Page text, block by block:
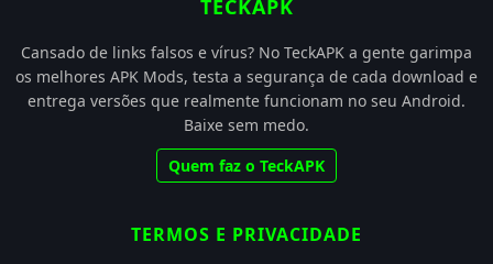
TECKAPK
Cansado de links falsos e vírus? No TeckAPK a gente garimpa
os melhores APK Mods, testa a segurança de cada download e
entrega versões que realmente funcionam no seu Android.
Baixe sem medo.
Quem faz o TeckAPK
TERMOS E PRIVACIDADE